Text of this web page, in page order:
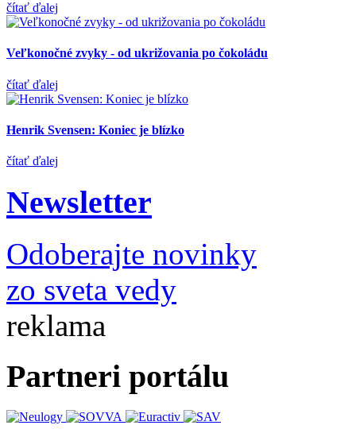
čítať ďalej
Veľkonočné zvyky - od ukrižovania po čokoládu
čítať ďalej
Henrik Svensen: Koniec je blízko
čítať ďalej
Newsletter
Odoberajte novinky
zo sveta vedy
reklama
Partneri portálu